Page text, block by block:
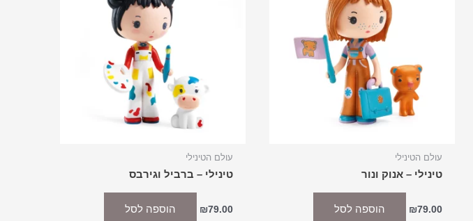
עולם הטינילי
טינילי – אנוק ונור
₪79.00 הוספה לסל
עולם הטינילי
טינילי – ברביל וגירבס
₪79.00 הוספה לסל